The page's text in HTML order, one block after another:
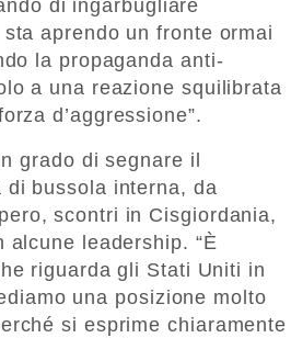
di ingarbugliare
aprendo un fronte ormai
la propaganda anti-
a una reazione squilibrata
d’aggressione”.
grado di segnare il
di bussola interna, da
scontri in Cisgiordania,
leadership. “È
riguarda gli Stati Uniti in
una posizione molto
si esprime chiaramente